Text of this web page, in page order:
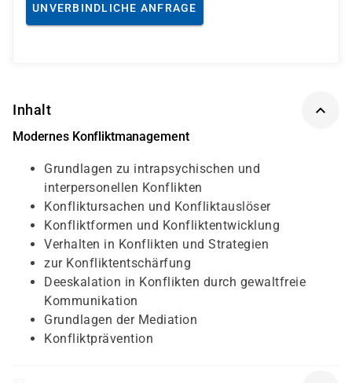
UNVERBINDLICHE ANFRAGE
Inhalt
Modernes Konfliktmanagement
Grundlagen zu intrapsychischen und
interpersonellen Konflikten
Konfliktursachen und Konfliktauslöser
Konfliktformen und Konfliktentwicklung
Verhalten in Konflikten und Strategien
zur Konfliktentschärfung
Deeskalation in Konflikten durch gewaltfreie
Kommunikation
Grundlagen der Mediation
Konfliktprävention